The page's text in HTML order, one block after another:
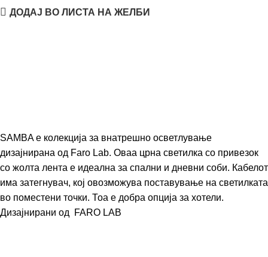
ДОДАЈ ВО ЛИСТА НА ЖЕЛБИ
SAMBA е колекција за внатрешно осветлување
дизајнирана од Faro Lab. Оваа црна светилка со привезок
со жолта лента е идеална за спални и дневни соби. Кабелот
има затегнувач, кој овозможува поставување на светилката
во поместени точки. Тоа е добра опција за хотели.
Дизајнирани од
FARO LAB